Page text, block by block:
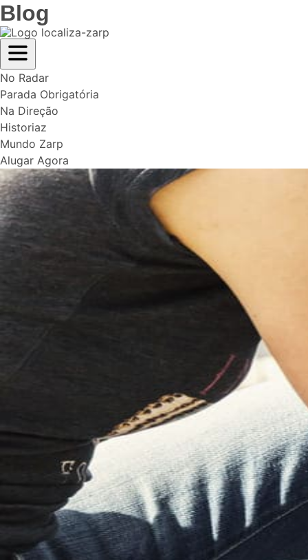
Blog
No Radar
Parada Obrigatória
Na Direção
Historiaz
Mundo Zarp
Alugar Agora